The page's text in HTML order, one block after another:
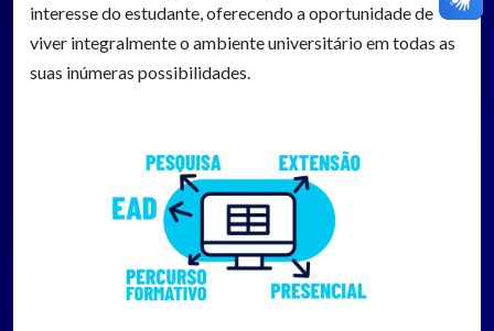
interesse do estudante, oferecendo a oportunidade de
viver integralmente o ambiente universitário em todas as
suas inúmeras possibilidades.